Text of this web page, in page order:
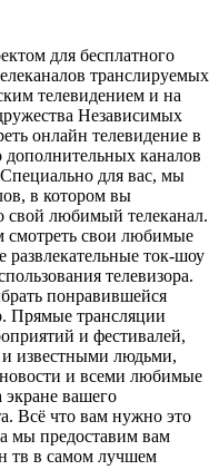
для бесплатного
транслируемых
телевидением и на
Независимых
онлайн телевидение в
каналов
для вас, мы
в котором вы
свой любимый телеканал.
смотреть свои любимые
ток-шоу
телевизора.
понравившейся
Прямые трансляции
и фестивалей,
известными людьми,
новости и всеми любимые
вашего
Всё что вам нужно это
мы предоставим вам
тв в самом лучшем